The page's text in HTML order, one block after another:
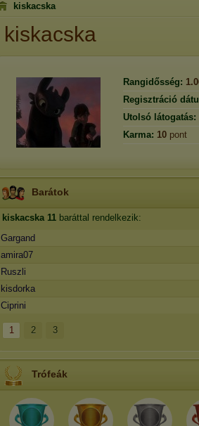
kiskacska
kiskacska
Rangidősség:
Regisztráció
Utolsó látogatás:
Karma: 10 pont
Barátok
kiskacska 11 baráttal rendelkezik:
Gargand
amira07
Ruszli
kisdorka
Ciprini
1 2 3
Trófeák